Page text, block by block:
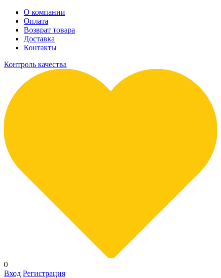
О компании
Оплата
Возврат товара
Доставка
Контакты
Контроль качества
0
Вход Регистрация